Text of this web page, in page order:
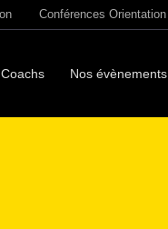
Conférences Orientation
Nos évènements